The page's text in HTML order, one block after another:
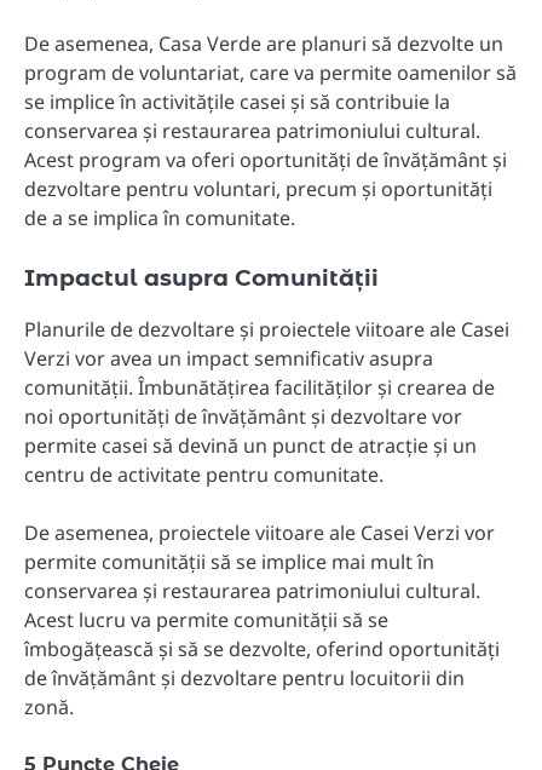
De asemenea, Casa Verde are planuri să dezvolte un
program de voluntariat, care va permite oamenilor să
se implice în activitățile casei și să contribuie la
conservarea și restaurarea patrimoniului cultural.
Acest program va oferi oportunități de învățământ și
dezvoltare pentru voluntari, precum și oportunități
de a se implica în comunitate.
Impactul asupra Comunității
Planurile de dezvoltare și proiectele viitoare ale Casei
Verzi vor avea un impact semnificativ asupra
comunității. Îmbunătățirea facilităților și crearea de
noi oportunități de învățământ și dezvoltare vor
permite casei să devină un punct de atracție și un
centru de activitate pentru comunitate.
De asemenea, proiectele viitoare ale Casei Verzi vor
permite comunității să se implice mai mult în
conservarea și restaurarea patrimoniului cultural.
Acest lucru va permite comunității să se
îmbogățească și să se dezvolte, oferind oportunități
de învățământ și dezvoltare pentru locuitorii din
zonă.
5 Puncte Cheie